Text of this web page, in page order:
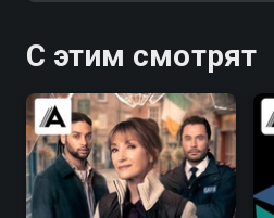
С этим смотрят